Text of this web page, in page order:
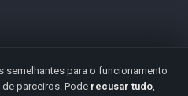
para o funcionamento
parceiros. Pode recusar tudo,